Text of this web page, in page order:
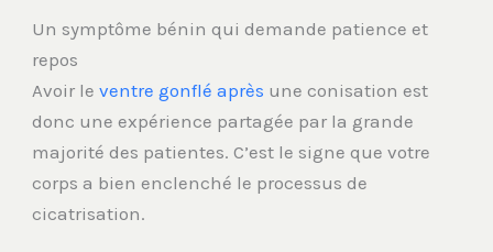
Un symptôme bénin qui demande patience et
repos
Avoir leventre gonflé après une conisation est
donc une expérience partagée par la grande
majorité des patientes. C’est le signe que votre
corps a bien enclenché le processus de
cicatrisation.